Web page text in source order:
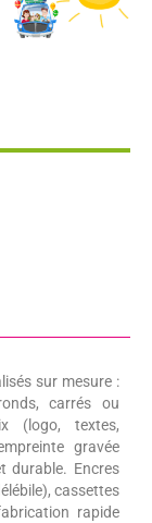
sur mesure :
carrés ou
(logo, textes,
gravée
durable. Encres
cassettes
rapide